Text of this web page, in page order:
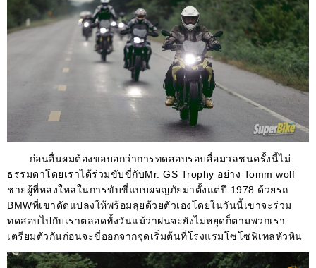
ก่อนอื่นผมต้องขอบอกว่าการทดสอบรอบสื่อมวลชนครั้งนี้ไม่
ธรรมดาโดยเราได้ร่วมขับขี่กับMr. GS Trophy อย่าง Tomm wolf
ชายผู้ที่หลงใหลในการขับขี่แบบผจญภัยมาตั้งแต่ปี 1978 ด้วยรถ
BMWที่เขาดัดแปลงให้พร้อมลุยด้วยตัวเองโดยในวันนี้เขาจะร่วม
ทดสอบไปกับเราตลอดทั้งวันแม้ว่าฝนจะยังไม่หยุดก็ตามพวกเรา
เตรียมตัวกันก่อนจะขี่ออกจากจุดเริ่มต้นที่โรงแรมโซโซฟิเทลหัวหิน